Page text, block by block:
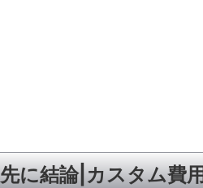
先に結論|カスタム費